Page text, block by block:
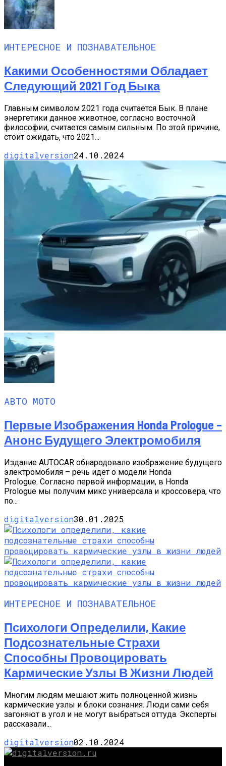
ИНТЕРЕСНОЕ И ПОЗНАВАТЕЛЬНОЕ
Какими Особенностями Обладает
Следующий 2021 Год Быка
Главным символом 2021 года считается Бык. В плане
энергетики данное животное, согласно восточной
философии, считается самым сильным. По этой причине,
стоит ожидать, что 2021...
digitalversion24.10.2024
АВТО МОТО
Первые Изображения Honda Prologue –
Анонс Будущего Электромобиля
Издание AUTOCAR обнародовало изображение будущего
электромобиля – речь идет о модели Honda
Prologue. Согласно первой информации, в Honda
Prologue мы получим микс универсала и кроссовера, что
по...
digitalversion30.01.2025
ИНТЕРЕСНОЕ И ПОЗНАВАТЕЛЬНОЕ
Психологи Определили, Какие
Подсознательные Страхи
Способны Провоцировать
Кармические Узлы В Жизни Людей
Многим людям мешают жить полноценной жизнь
кармические узлы и блоки сознания. Люди сами себя
загоняют в угол и не могут выбраться оттуда. Эксперты
рассказали...
digitalversion02.10.2024